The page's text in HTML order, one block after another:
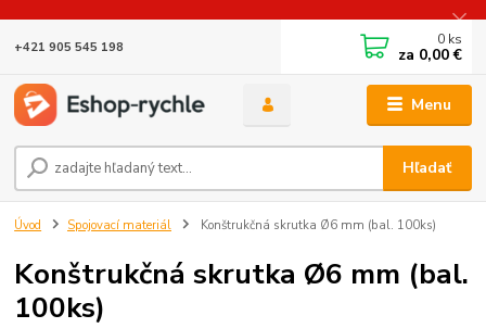
Menu
Hľadať
+421 905 545 198 0 ks
za 0,00 €
Úvod Spojovací materiál Konštrukčná skrutka Ø6 mm (bal. 100ks)
Konštrukčná skrutka Ø6 mm (bal.
100ks)